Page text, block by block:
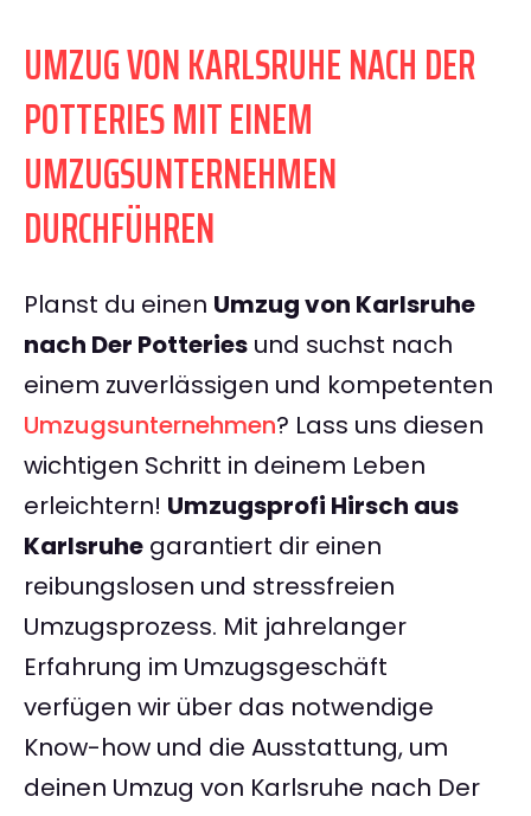
UMZUG VON KARLSRUHE NACH DER
POTTERIES MIT EINEM
UMZUGSUNTERNEHMEN
DURCHFÜHREN
Planst du einen Umzug von Karlsruhe
nach Der Potteries und suchst nach
einem zuverlässigen und kompetenten
Umzugsunternehmen? Lass uns diesen
wichtigen Schritt in deinem Leben
erleichtern! Umzugsprofi Hirsch aus
Karlsruhe garantiert dir einen
reibungslosen und stressfreien
Umzugsprozess. Mit jahrelanger
Erfahrung im Umzugsgeschäft
verfügen wir über das notwendige
Know-how und die Ausstattung, um
deinen Umzug von Karlsruhe nach Der